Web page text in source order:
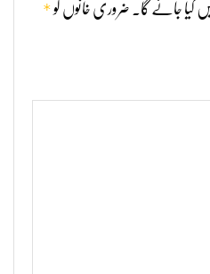
کیا جائے گا۔ ضروری خانوں کو*